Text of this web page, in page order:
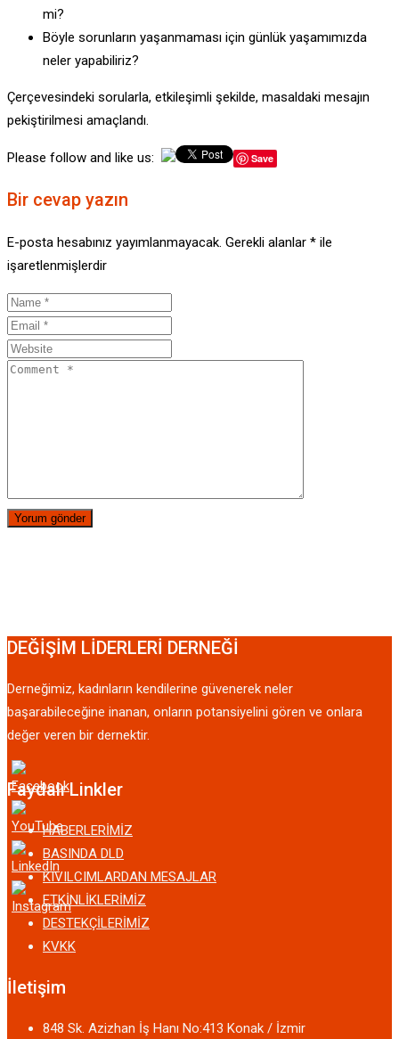
mi?
Böyle sorunların yaşanmaması için günlük yaşamımızda
neler yapabiliriz?
Çerçevesindeki sorularla, etkileşimli şekilde, masaldaki mesajın
pekiştirilmesi amaçlandı.
Please follow and like us: Save
Bir cevap yazın
E-posta hesabınız yayımlanmayacak. Gerekli alanlar * ile
işaretlenmişlerdir
DEĞİŞİM LİDERLERİ DERNEĞİ
Derneğimiz, kadınların kendilerine güvenerek neler
başarabileceğine inanan, onların potansiyelini gören ve onlara
değer veren bir dernektir.
Faydalı Linkler
HABERLERİMİZ
BASINDA DLD
KIVILCIMLARDAN MESAJLAR
ETKİNLİKLERİMİZ
DESTEKÇİLERİMİZ
KVKK
İletişim
848 Sk. Azizhan İş Hanı No:413 Konak / İzmir